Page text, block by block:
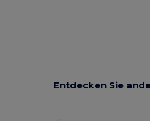
Entdecken Sie
Jetzt